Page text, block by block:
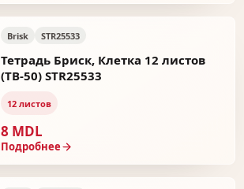
Brisk STR25533
Тетрадь Бриск, Клетка 12 листов
(ТВ-50) STR25533
12 листов
8 MDL
Подробнее